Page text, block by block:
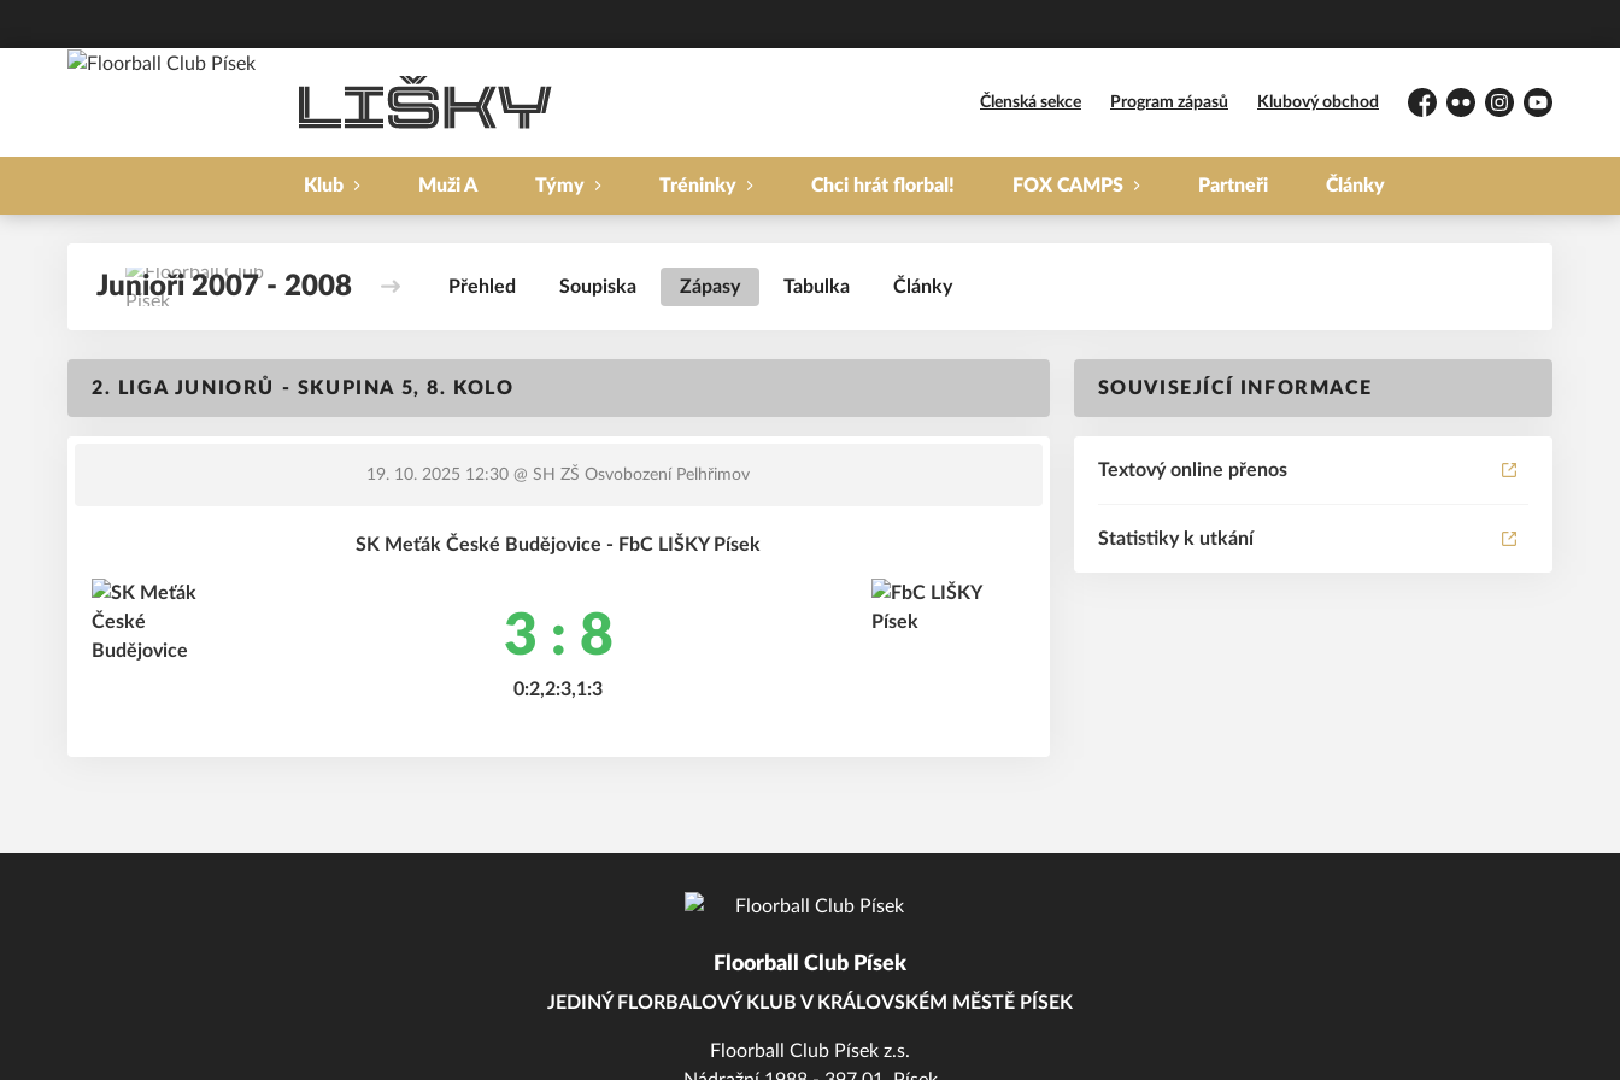
Členská sekce Program zápasů Klubový obchod
Facebook
FlickrInstagramYouTube
Klub Muži A Týmy Tréninky Chci hrát florbal! FOX CAMPS Partneři Články
Junioři 2007 - 2008 Přehled Soupiska Zápasy Tabulka Články
2. LIGA JUNIORŮ - SKUPINA 5, 8. KOLO
19. 10. 2025 12:30 @ SH ZŠ Osvobození Pelhřimov
SK Meťák České Budějovice - FbC LIŠKY Písek
3 : 8
0:2,2:3,1:3
SOUVISEJÍCÍ INFORMACE
Textový online přenos
Statistiky k utkání
Floorball Club Písek
JEDINÝ FLORBALOVÝ KLUB V KRÁLOVSKÉM MĚSTĚ PÍSEK
Floorball Club Písek z.s.